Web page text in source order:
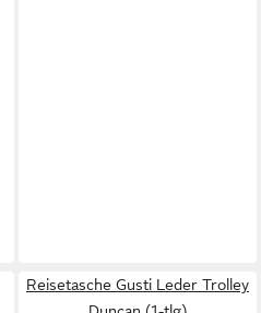
Reisetasche Gusti Leder Trolley